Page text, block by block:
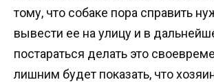
тому, что собаке пора справить
вывести ее на улицу и в
постараться делать это
лишним будет показать, что